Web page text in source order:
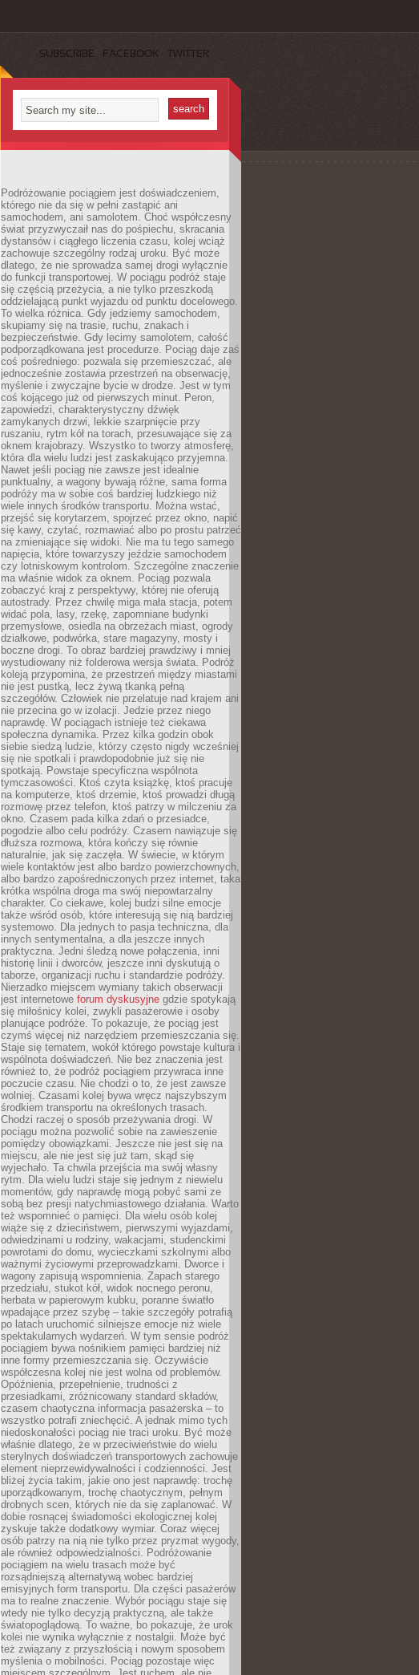
SUBSCRIBE FACEBOOK TWITTER
Podróżowanie pociągiem jest doświadczeniem,
którego nie da się w pełni zastąpić ani
samochodem, ani samolotem. Choć współczesny
świat przyzwyczaił nas do pośpiechu, skracania
dystansów i ciągłego liczenia czasu, kolej wciąż
zachowuje szczególny rodzaj uroku. Być może
dlatego, że nie sprowadza samej drogi wyłącznie
do funkcji transportowej. W pociągu podróż staje
się częścią przeżycia, a nie tylko przeszkodą
oddzielającą punkt wyjazdu od punktu docelowego.
To wielka różnica. Gdy jedziemy samochodem,
skupiamy się na trasie, ruchu, znakach i
bezpieczeństwie. Gdy lecimy samolotem, całość
podporządkowana jest procedurze. Pociąg daje zaś
coś pośredniego: pozwala się przemieszczać, ale
jednocześnie zostawia przestrzeń na obserwację,
myślenie i zwyczajne bycie w drodze. Jest w tym
coś kojącego już od pierwszych minut. Peron,
zapowiedzi, charakterystyczny dźwięk
zamykanych drzwi, lekkie szarpnięcie przy
ruszaniu, rytm kół na torach, przesuwające się za
oknem krajobrazy. Wszystko to tworzy atmosferę,
która dla wielu ludzi jest zaskakująco przyjemna.
Nawet jeśli pociąg nie zawsze jest idealnie
punktualny, a wagony bywają różne, sama forma
podróży ma w sobie coś bardziej ludzkiego niż
wiele innych środków transportu. Można wstać,
przejść się korytarzem, spojrzeć przez okno, napić
się kawy, czytać, rozmawiać albo po prostu patrzeć
na zmieniające się widoki. Nie ma tu tego samego
napięcia, które towarzyszy jeździe samochodem
czy lotniskowym kontrolom. Szczególne znaczenie
ma właśnie widok za oknem. Pociąg pozwala
zobaczyć kraj z perspektywy, której nie oferują
autostrady. Przez chwilę miga mała stacja, potem
widać pola, lasy, rzekę, zapomniane budynki
przemysłowe, osiedla na obrzeżach miast, ogrody
działkowe, podwórka, stare magazyny, mosty i
boczne drogi. To obraz bardziej prawdziwy i mniej
wystudiowany niż folderowa wersja świata. Podróż
koleją przypomina, że przestrzeń między miastami
nie jest pustką, lecz żywą tkanką pełną
szczegółów. Człowiek nie przelatuje nad krajem ani
nie przecina go w izolacji. Jedzie przez niego
naprawdę. W pociągach istnieje też ciekawa
społeczna dynamika. Przez kilka godzin obok
siebie siedzą ludzie, którzy często nigdy wcześniej
się nie spotkali i prawdopodobnie już się nie
spotkają. Powstaje specyficzna wspólnota
tymczasowości. Ktoś czyta książkę, ktoś pracuje
na komputerze, ktoś drzemie, ktoś prowadzi długą
rozmowę przez telefon, ktoś patrzy w milczeniu za
okno. Czasem pada kilka zdań o przesiadce,
pogodzie albo celu podróży. Czasem nawiązuje się
dłuższa rozmowa, która kończy się równie
naturalnie, jak się zaczęła. W świecie, w którym
wiele kontaktów jest albo bardzo powierzchownych,
albo bardzo zapośredniczonych przez internet, taka
krótka wspólna droga ma swój niepowtarzalny
charakter. Co ciekawe, kolej budzi silne emocje
także wśród osób, które interesują się nią bardziej
systemowo. Dla jednych to pasja techniczna, dla
innych sentymentalna, a dla jeszcze innych
praktyczna. Jedni śledzą nowe połączenia, inni
historię linii i dworców, jeszcze inni dyskutują o
taborze, organizacji ruchu i standardzie podróży.
Nierzadko miejscem wymiany takich obserwacji
jest internetowe forum dyskusyjne gdzie spotykają
się miłośnicy kolei, zwykli pasażerowie i osoby
planujące podróże. To pokazuje, że pociąg jest
czymś więcej niż narzędziem przemieszczania się.
Staje się tematem, wokół którego powstaje kultura i
wspólnota doświadczeń. Nie bez znaczenia jest
również to, że podróż pociągiem przywraca inne
poczucie czasu. Nie chodzi o to, że jest zawsze
wolniej. Czasami kolej bywa wręcz najszybszym
środkiem transportu na określonych trasach.
Chodzi raczej o sposób przeżywania drogi. W
pociągu można pozwolić sobie na zawieszenie
pomiędzy obowiązkami. Jeszcze nie jest się na
miejscu, ale nie jest się już tam, skąd się
wyjechało. Ta chwila przejścia ma swój własny
rytm. Dla wielu ludzi staje się jednym z niewielu
momentów, gdy naprawdę mogą pobyć sami ze
sobą bez presji natychmiastowego działania. Warto
też wspomnieć o pamięci. Dla wielu osób kolej
wiąże się z dzieciństwem, pierwszymi wyjazdami,
odwiedzinami u rodziny, wakacjami, studenckimi
powrotami do domu, wycieczkami szkolnymi albo
ważnymi życiowymi przeprowadzkami. Dworce i
wagony zapisują wspomnienia. Zapach starego
przedziału, stukot kół, widok nocnego peronu,
herbata w papierowym kubku, poranne światło
wpadające przez szybę – takie szczegóły potrafią
po latach uruchomić silniejsze emocje niż wiele
spektakularnych wydarzeń. W tym sensie podróż
pociągiem bywa nośnikiem pamięci bardziej niż
inne formy przemieszczania się. Oczywiście
współczesna kolej nie jest wolna od problemów.
Opóźnienia, przepełnienie, trudności z
przesiadkami, zróżnicowany standard składów,
czasem chaotyczna informacja pasażerska – to
wszystko potrafi zniechęcić. A jednak mimo tych
niedoskonałości pociąg nie traci uroku. Być może
właśnie dlatego, że w przeciwieństwie do wielu
sterylnych doświadczeń transportowych zachowuje
element nieprzewidywalności i codzienności. Jest
bliżej życia takim, jakie ono jest naprawdę: trochę
uporządkowanym, trochę chaotycznym, pełnym
drobnych scen, których nie da się zaplanować. W
dobie rosnącej świadomości ekologicznej kolej
zyskuje także dodatkowy wymiar. Coraz więcej
osób patrzy na nią nie tylko przez pryzmat wygody,
ale również odpowiedzialności. Podróżowanie
pociągiem na wielu trasach może być
rozsądniejszą alternatywą wobec bardziej
emisyjnych form transportu. Dla części pasażerów
ma to realne znaczenie. Wybór pociągu staje się
wtedy nie tylko decyzją praktyczną, ale także
światopoglądową. To ważne, bo pokazuje, że urok
kolei nie wynika wyłącznie z nostalgii. Może być
też związany z przyszłością i nowym sposobem
myślenia o mobilności. Pociąg pozostaje więc